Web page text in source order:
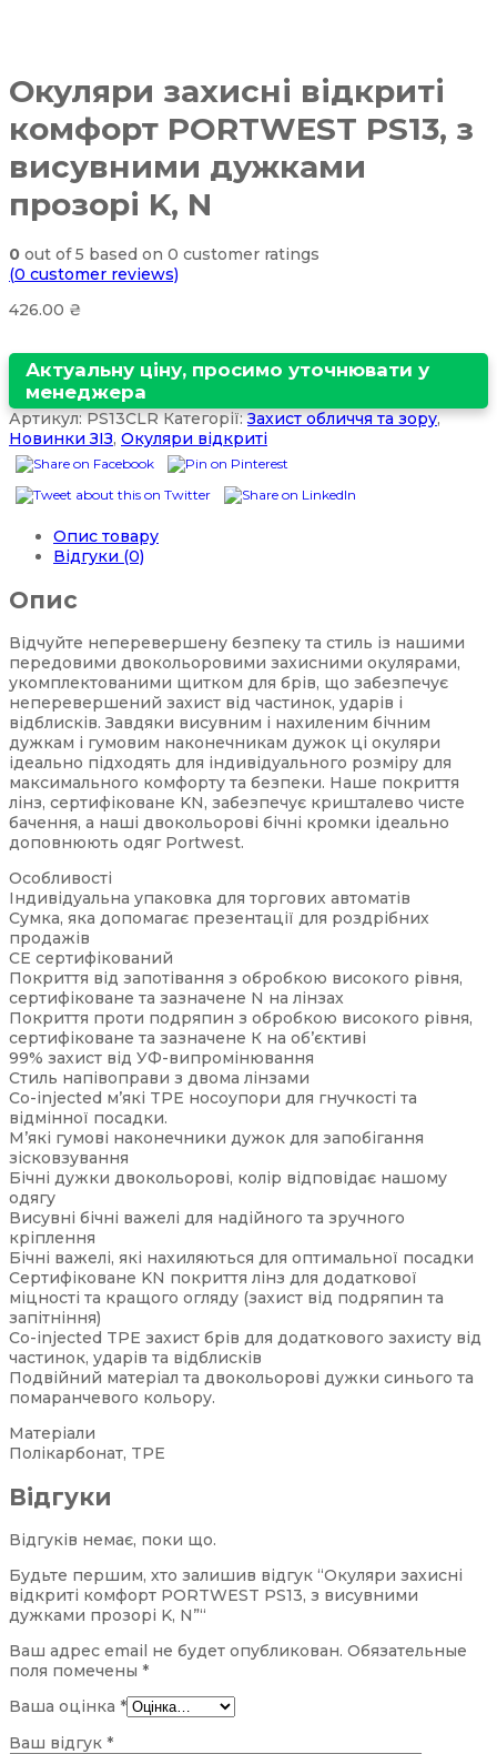
Окуляри захисні відкриті
комфорт PORTWEST PS13, з
висувними дужками
прозорі K, N
0 out of5 based on 0 customer ratings
(0 customer reviews)
426.00 ₴
Актуальну ціну, просимо уточнювати у
менеджера
Артикул:PS13CLR Категорії:Захист обличчя та зору,
Новинки ЗІЗ, Окуляри відкриті
Опис товару
Відгуки (0)
Опис
Відчуйте неперевершену безпеку та стиль із нашими
передовими двокольоровими захисними окулярами,
укомплектованими щитком для брів, що забезпечує
неперевершений захист від частинок, ударів і
відблисків. Завдяки висувним і нахиленим бічним
дужкам і гумовим наконечникам дужок ці окуляри
ідеально підходять для індивідуального розміру для
максимального комфорту та безпеки. Наше покриття
лінз, сертифіковане KN, забезпечує кришталево чисте
бачення, а наші двокольорові бічні кромки ідеально
доповнюють одяг Portwest.
Особливості
Індивідуальна упаковка для торгових автоматів
Сумка, яка допомагає презентації для роздрібних
продажів
CE сертифікований
Покриття від запотівання з обробкою високого рівня,
сертифіковане та зазначене N на лінзах
Покриття проти подряпин з обробкою високого рівня,
сертифіковане та зазначене К на об’єктиві
99% захист від УФ-випромінювання
Стиль напівоправи з двома лінзами
Co-injected м’які TPE носоупори для гнучкості та
відмінної посадки.
М’які гумові наконечники дужок для запобігання
зісковзування
Бічні дужки двокольорові, колір відповідає нашому
одягу
Висувні бічні важелі для надійного та зручного
кріплення
Бічні важелі, які нахиляються для оптимальної посадки
Сертифіковане KN покриття лінз для додаткової
міцності та кращого огляду (захист від подряпин та
запітніння)
Co-injected TPE захист брів для додаткового захисту від
частинок, ударів та відблисків
Подвійний матеріал та двокольорові дужки синього та
помаранчевого кольору.
Матеріали
Полікарбонат, TPE
Відгуки
Відгуків немає, поки що.
Будьте першим, хто залишив відгук “Окуляри захисні
відкриті комфорт PORTWEST PS13, з висувними
дужками прозорі K, N”“
Ваш адрес email не будет опубликован. Обязательные
поля помечены *
Ваша оцінка *
Ваш відгук *